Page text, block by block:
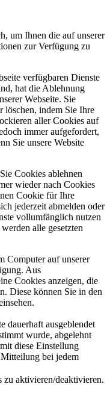
um Ihnen die auf unserer
zur Verfügung zu
verfügbaren Dienste
hat die Ablehnung
Webseite. Sie
löschen, indem Sie Ihre
aller Cookies auf
immer aufgefordert,
Sie unsere Website
Cookies ablehnen
wieder nach Cookies
Cookie für Ihre
jederzeit abmelden oder
vollumfänglich nutzen
alle gesetzten
Computer auf unserer
Aus
Cookies anzeigen, die
Diese können Sie in den
dauerhaft ausgeblendet
wurde, abgelehnt
diese Einstellung
bei jedem
aktivieren/deaktivieren.